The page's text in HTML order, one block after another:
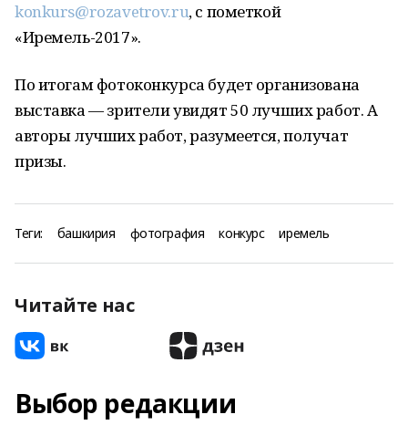
konkurs@rozavetrov.ru, с пометкой
«Иремель-2017».
По итогам фотоконкурса будет организована
выставка — зрители увидят 50 лучших работ. А
авторы лучших работ, разумеется, получат
призы.
Теги: башкирия фотография конкурс иремель
Читайте нас
Выбор редакции